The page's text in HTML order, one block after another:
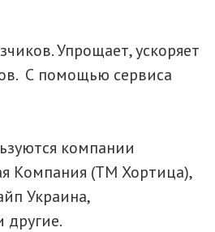
Упрощает, ускоряет
С помощью сервиса
компании
Компания (ТМ Хортица),
Украина,